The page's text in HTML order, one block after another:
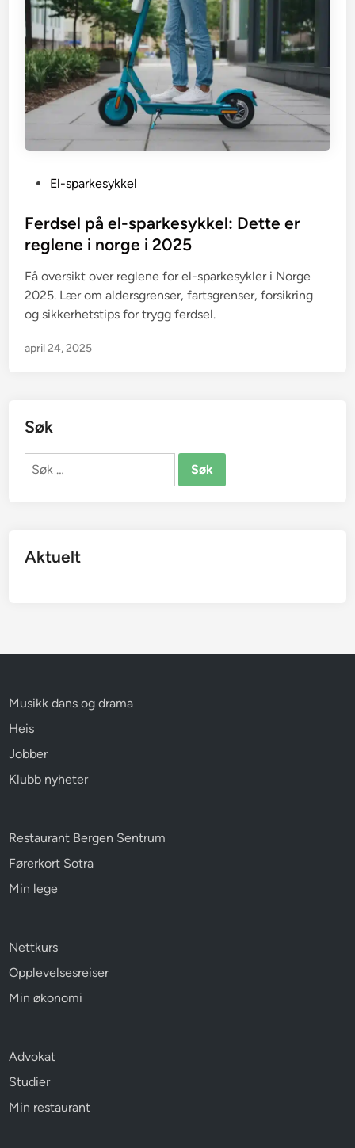
s
t
d
i
n
El-sparkesykkel
Ferdsel på el-sparkesykkel: Dette er
reglene i norge i 2025
Få oversikt over reglene for el-sparkesykler i Norge
2025. Lær om aldersgrenser, fartsgrenser, forsikring
og sikkerhetstips for trygg ferdsel.
april 24, 2025
Søk
Søk
Aktuelt
Musikk dans og drama
Heis
Jobber
Klubb nyheter
Restaurant Bergen Sentrum
Førerkort Sotra
Min lege
Nettkurs
Opplevelsesreiser
Min økonomi
Advokat
Studier
Min restaurant